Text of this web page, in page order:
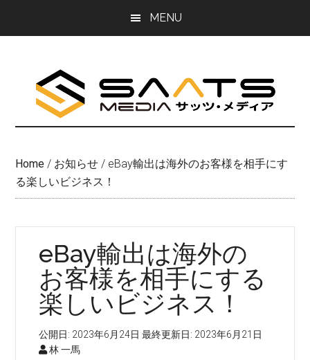
MENU
Home / お知らせ / eBay輸出は海外のお客様を相手にす
る楽しいビジネス！
eBay輸出は海外の
お客様を相手にする
楽しいビジネス！
公開日: 2023年6月24日 最終更新日: 2023年6月21日
林 一馬